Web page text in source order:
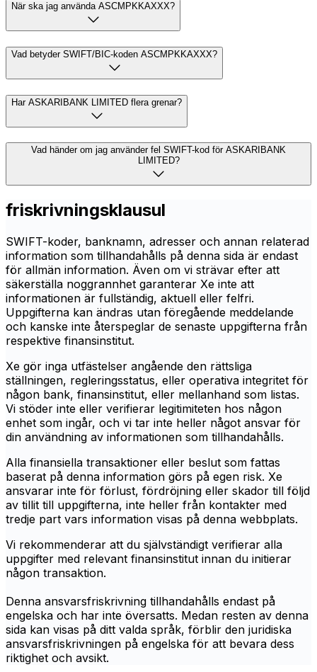
När ska jag använda ASCMPKKAXXX?
Vad betyder SWIFT/BIC-koden ASCMPKKAXXX?
Har ASKARIBANK LIMITED flera grenar?
Vad händer om jag använder fel SWIFT-kod för ASKARIBANK
LIMITED?
friskrivningsklausul
SWIFT-koder, banknamn, adresser och annan relaterad
information som tillhandahålls på denna sida är endast
för allmän information. Även om vi strävar efter att
säkerställa noggrannhet garanterar Xe inte att
informationen är fullständig, aktuell eller felfri.
Uppgifterna kan ändras utan föregående meddelande
och kanske inte återspeglar de senaste uppgifterna från
respektive finansinstitut.
Xe gör inga utfästelser angående den rättsliga
ställningen, regleringsstatus, eller operativa integritet för
någon bank, finansinstitut, eller mellanhand som listas.
Vi stöder inte eller verifierar legitimiteten hos någon
enhet som ingår, och vi tar inte heller något ansvar för
din användning av informationen som tillhandahålls.
Alla finansiella transaktioner eller beslut som fattas
baserat på denna information görs på egen risk. Xe
ansvarar inte för förlust, fördröjning eller skador till följd
av tillit till uppgifterna, inte heller från kontakter med
tredje part vars information visas på denna webbplats.
Vi rekommenderar att du självständigt verifierar alla
uppgifter med relevant finansinstitut innan du initierar
någon transaktion.
Denna ansvarsfriskrivning tillhandahålls endast på
engelska och har inte översatts. Medan resten av denna
sida kan visas på ditt valda språk, förblir den juridiska
ansvarsfriskrivningen på engelska för att bevara dess
riktighet och avsikt.